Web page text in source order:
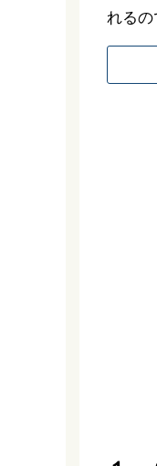
れるの